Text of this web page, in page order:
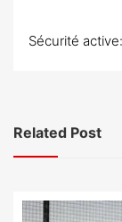
l’article
Sécurité
Related Post